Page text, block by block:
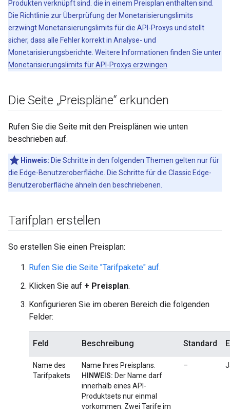
Produkten verknüpft sind. die in einem Preisplan enthalten sind.
Die Richtlinie zur Überprüfung der Monetarisierungslimits
erzwingt Monetarisierungslimits für die API-Proxys und stellt
sicher, dass alle Fehler korrekt in Analyse- und
Monetarisierungsberichte. Weitere Informationen finden Sie unter
Monetarisierungslimits für API-Proxys erzwingen
Die Seite „Preispläne“ erkunden
Rufen Sie die Seite mit den Preisplänen wie unten
beschrieben auf.
Hinweis: Die Schritte in den folgenden Themen gelten nur für
die Edge-Benutzeroberfläche. Die Schritte für die Classic Edge-
Benutzeroberfläche ähneln den beschriebenen.
Tarifplan erstellen
So erstellen Sie einen Preisplan:
Rufen Sie die Seite "Tarifpakete" auf.
Klicken Sie auf + Preisplan.
Konfigurieren Sie im oberen Bereich die folgenden
Felder:
Feld Beschreibung Standard
Name des
Tarifpakets
Name Ihres Preisplans.
HINWEIS: Der Name darf
innerhalb eines API-
Produktsets nur einmal
vorkommen. Zwei Tarife im
–